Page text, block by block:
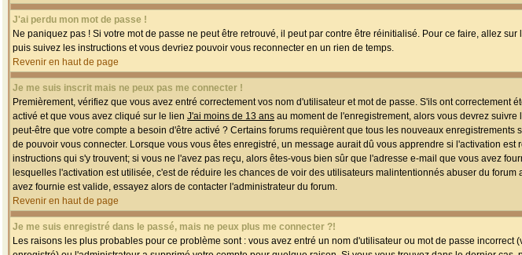
J'ai perdu mon mot de passe !
Ne paniquez pas ! Si votre mot de passe ne peut être retrouvé, il peut par contre être réinitialisé. Pour ce faire, allez
puis suivez les instructions et vous devriez pouvoir vous reconnecter en un rien de temps.
Revenir en haut de page
Je me suis inscrit mais ne peux pas me connecter !
Premièrement, vérifiez que vous avez entré correctement vos nom d'utilisateur et mot de passe. S'ils ont correctement
activé et que vous avez cliqué sur le lien J'ai moins de 13 ans au moment de l'enregistrement, alors vous devrez
peut-être que votre compte a besoin d'être activé ? Certains forums requièrent que tous les nouveaux
de pouvoir vous connecter. Lorsque vous vous êtes enregistré, un message aurait dû vous apprendre si l'activation
instructions qui s'y trouvent; si vous ne l'avez pas reçu, alors êtes-vous bien sûr que l'adresse e-mail que vous avez
lesquelles l'activation est utilisée, c'est de réduire les chances de voir des utilisateurs malintentionnés abuser du
avez fournie est valide, essayez alors de contacter l'administrateur du forum.
Revenir en haut de page
Je me suis enregistré dans le passé, mais ne peux plus me connecter ?!
Les raisons les plus probables pour ce problème sont : vous avez entré un nom d'utilisateur ou mot de passe